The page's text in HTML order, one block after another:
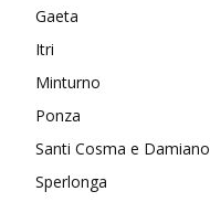
Gaeta
Itri
Minturno
Ponza
Santi Cosma e Damiano
Sperlonga